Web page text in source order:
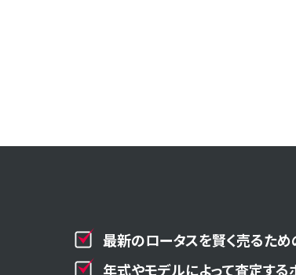
最新のロータスを賢く売るため
年式やモデルによって査定する